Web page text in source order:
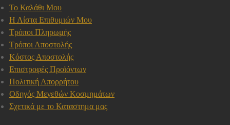
Το Καλάθι Μου
Η Λίστα Επιθυμιών Μου
Τρόποι Πληρωμής
Τρόποι Αποστολής
Κόστος Αποστολής
Επιστροφές Προϊόντων
Πολιτική Απορρήτου
Οδηγός Μεγεθών Κοσμημάτων
Σχετικά με το Καταστημα μας